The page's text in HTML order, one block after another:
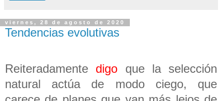
viernes, 28 de agosto de 2020
Tendencias evolutivas
Reiteradamente digo que la selección
natural actúa de modo ciego, que